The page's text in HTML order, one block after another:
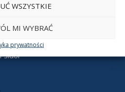
WSZYSTKIE
MI WYBRAĆ
prywatności
Sidor